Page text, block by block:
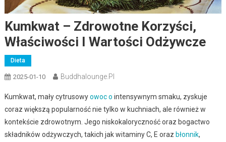
Kumkwat – Zdrowotne Korzyści,
Właściwości I Wartości Odżywcze
Dieta
2025-01-10 Buddhalounge.pl
Kumkwat, mały cytrusowyowoco intensywnym smaku, zyskuje
coraz większą popularność nie tylko w kuchniach, ale również w
kontekście zdrowotnym. Jego niskokaloryczność oraz bogactwo
składników odżywczych, takich jak witaminy C, E oraz błonnik,